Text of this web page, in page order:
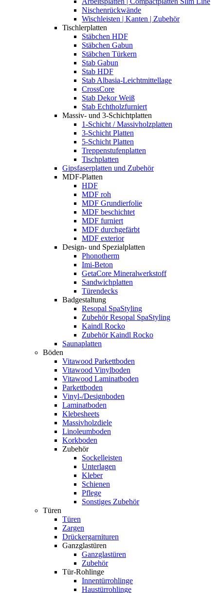
Nischenrückwände
Wischleisten | Kanten | Zubehör
Tischlerplatten
Stäbchen HDF
Stäbchen Gabun
Stäbchen Türkern
Stab Gabun
Stab HDF
Stab Albasia-Leichtmittellage
CrossCore
Stab Dekor Weiß
Stab Echtholzfurniert
Massiv- und 3-Schichtplatten
1-Schicht / Massivholzplatten
3-Schicht Platten
5-Schicht Platten
Treppenstufenplatten
Tischplatten
Gipsfaserplatten und Zubehör
MDF-Platten
HDF
MDF roh
MDF Grundierfolie
MDF beschichtet
MDF furniert
MDF durchgefärbt
MDF exterior
Design- und Spezialplatten
Phonotherm
Imi-Beton
GetaCore Mineralwerkstoff
Sandwichplatten
Türendecks
Badgestaltung
Resopal SpaStyling
Zubehör Resopal SpaStyling
Kaindl Rocko
Zubehör Kaindl Rocko
Saunaplatten
Böden
Vitawood Parkettboden
Vitawood Vinylboden
Vitawood Laminatboden
Parkettboden
Vinyl-/Designboden
Laminatboden
Klebesheets
Massivholzdiele
Linoleumboden
Korkboden
Zubehör
Sockelleisten
Unterlagen
Kleber
Schienen
Pflege
Sonstiges Zubehör
Türen
Türen
Zargen
Drückergarnituren
Ganzglastüren
Ganzglastüren
Zubehör
Tür-Rohlinge
Innentürrohlinge
Haustürrohlinge